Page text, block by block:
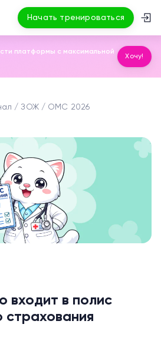
Начать тренироваться
платформы с максимальной
Хочу!
ЗОЖ ОМС 2026
входит в полис
страхования